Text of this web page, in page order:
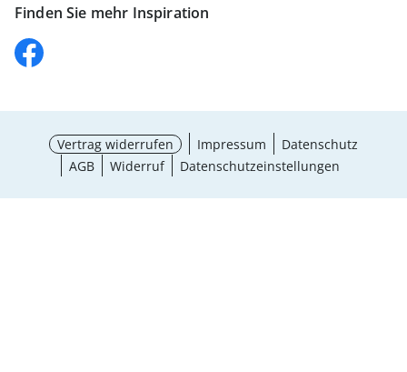
Finden Sie mehr Inspiration
Vertrag widerrufen Impressum
Datenschutz
AGB
Widerruf Datenschutzeinstellungen